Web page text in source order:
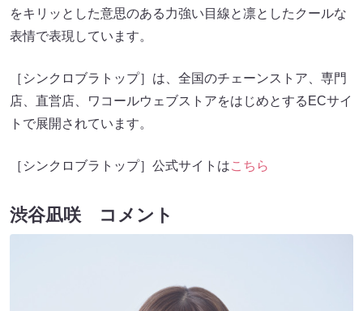
をキリッとした意思のある⼒強い⽬線と凛としたクールな
表情で表現しています。
［シンクロブラトップ］は、全国のチェーンストア、専門
店、直営店、ワコールウェブストアをはじめとするECサイ
トで展開されています。
［シンクロブラトップ］公式サイトはこちら
渋⾕凪咲 コメント